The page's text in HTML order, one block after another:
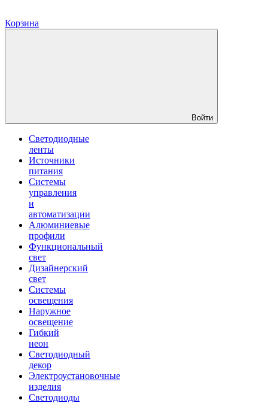
Корзина
Войти
Светодиодные
ленты
Источники
питания
Системы
управления
и
автоматизации
Алюминиевые
профили
Функциональный
свет
Дизайнерский
свет
Системы
освещения
Наружное
освещение
Гибкий
неон
Светодиодный
декор
Электроустановочные
изделия
Светодиоды